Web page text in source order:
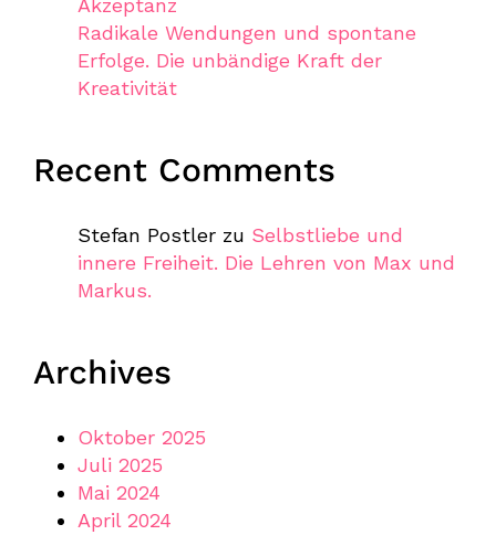
Akzeptanz
Radikale Wendungen und spontane
Erfolge. Die unbändige Kraft der
Kreativität
Recent Comments
Stefan Postler zu Selbstliebe und
innere Freiheit. Die Lehren von Max und
Markus.
Archives
Oktober 2025
Juli 2025
Mai 2024
April 2024